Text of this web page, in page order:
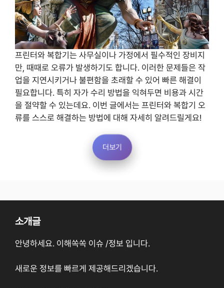
프린터와 복합기는 사무실이나 가정에서 필수적인 장비지
만, 때때로 오류가 발생하기도 합니다. 이러한 문제들은 작
업을 지연시키거나 불편함을 초래할 수 있어 빠른 해결이
필요합니다. 특히 자가 수리 방법을 익혀두면 비용과 시간
을 절약할 수 있는데요. 이번 글에서는 프린터와 복합기 오
류를 스스로 해결하는 방법에 대해 자세히 알려드릴게요!
더보기
소개글
안녕하세요. 이해쏙쏙 이슈 /정보 입니다.
새로운 정보를 빠르게 제공해드리겠습니다.